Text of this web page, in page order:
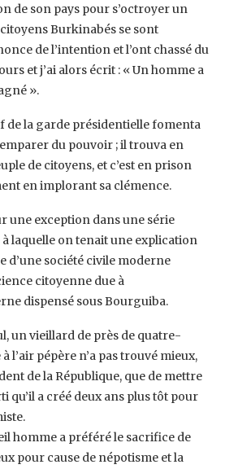
de son pays pour s’octroyer un
Burkinabés se sont
de l’intention et l’ont ‎chassé du
et j’ai alors écrit : « Un homme a
».
de la garde présidentielle fomenta
du ‎pouvoir ; il trouva en
de citoyens, et c’est en prison
en implorant sa clémence.‎
une exception dans une série
à laquelle on ‎tenait une explication
d’une société civile moderne
citoyenne due à
dispensé sous Bourguiba.
un vieillard de près de quatre-
l’air pépère ‎n’a pas trouvé mieux,
de la République, que de mettre
qu’il a créé deux ans plus tôt pour
homme a préféré le sacrifice de
pour ‎cause de népotisme et la